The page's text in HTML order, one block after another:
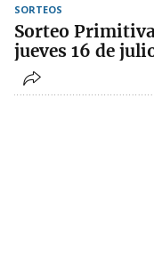
SORTEOS
Sorteo
jueves 16 de